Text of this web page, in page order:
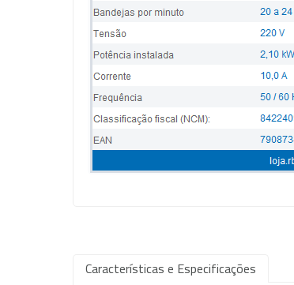
Características e Especificações